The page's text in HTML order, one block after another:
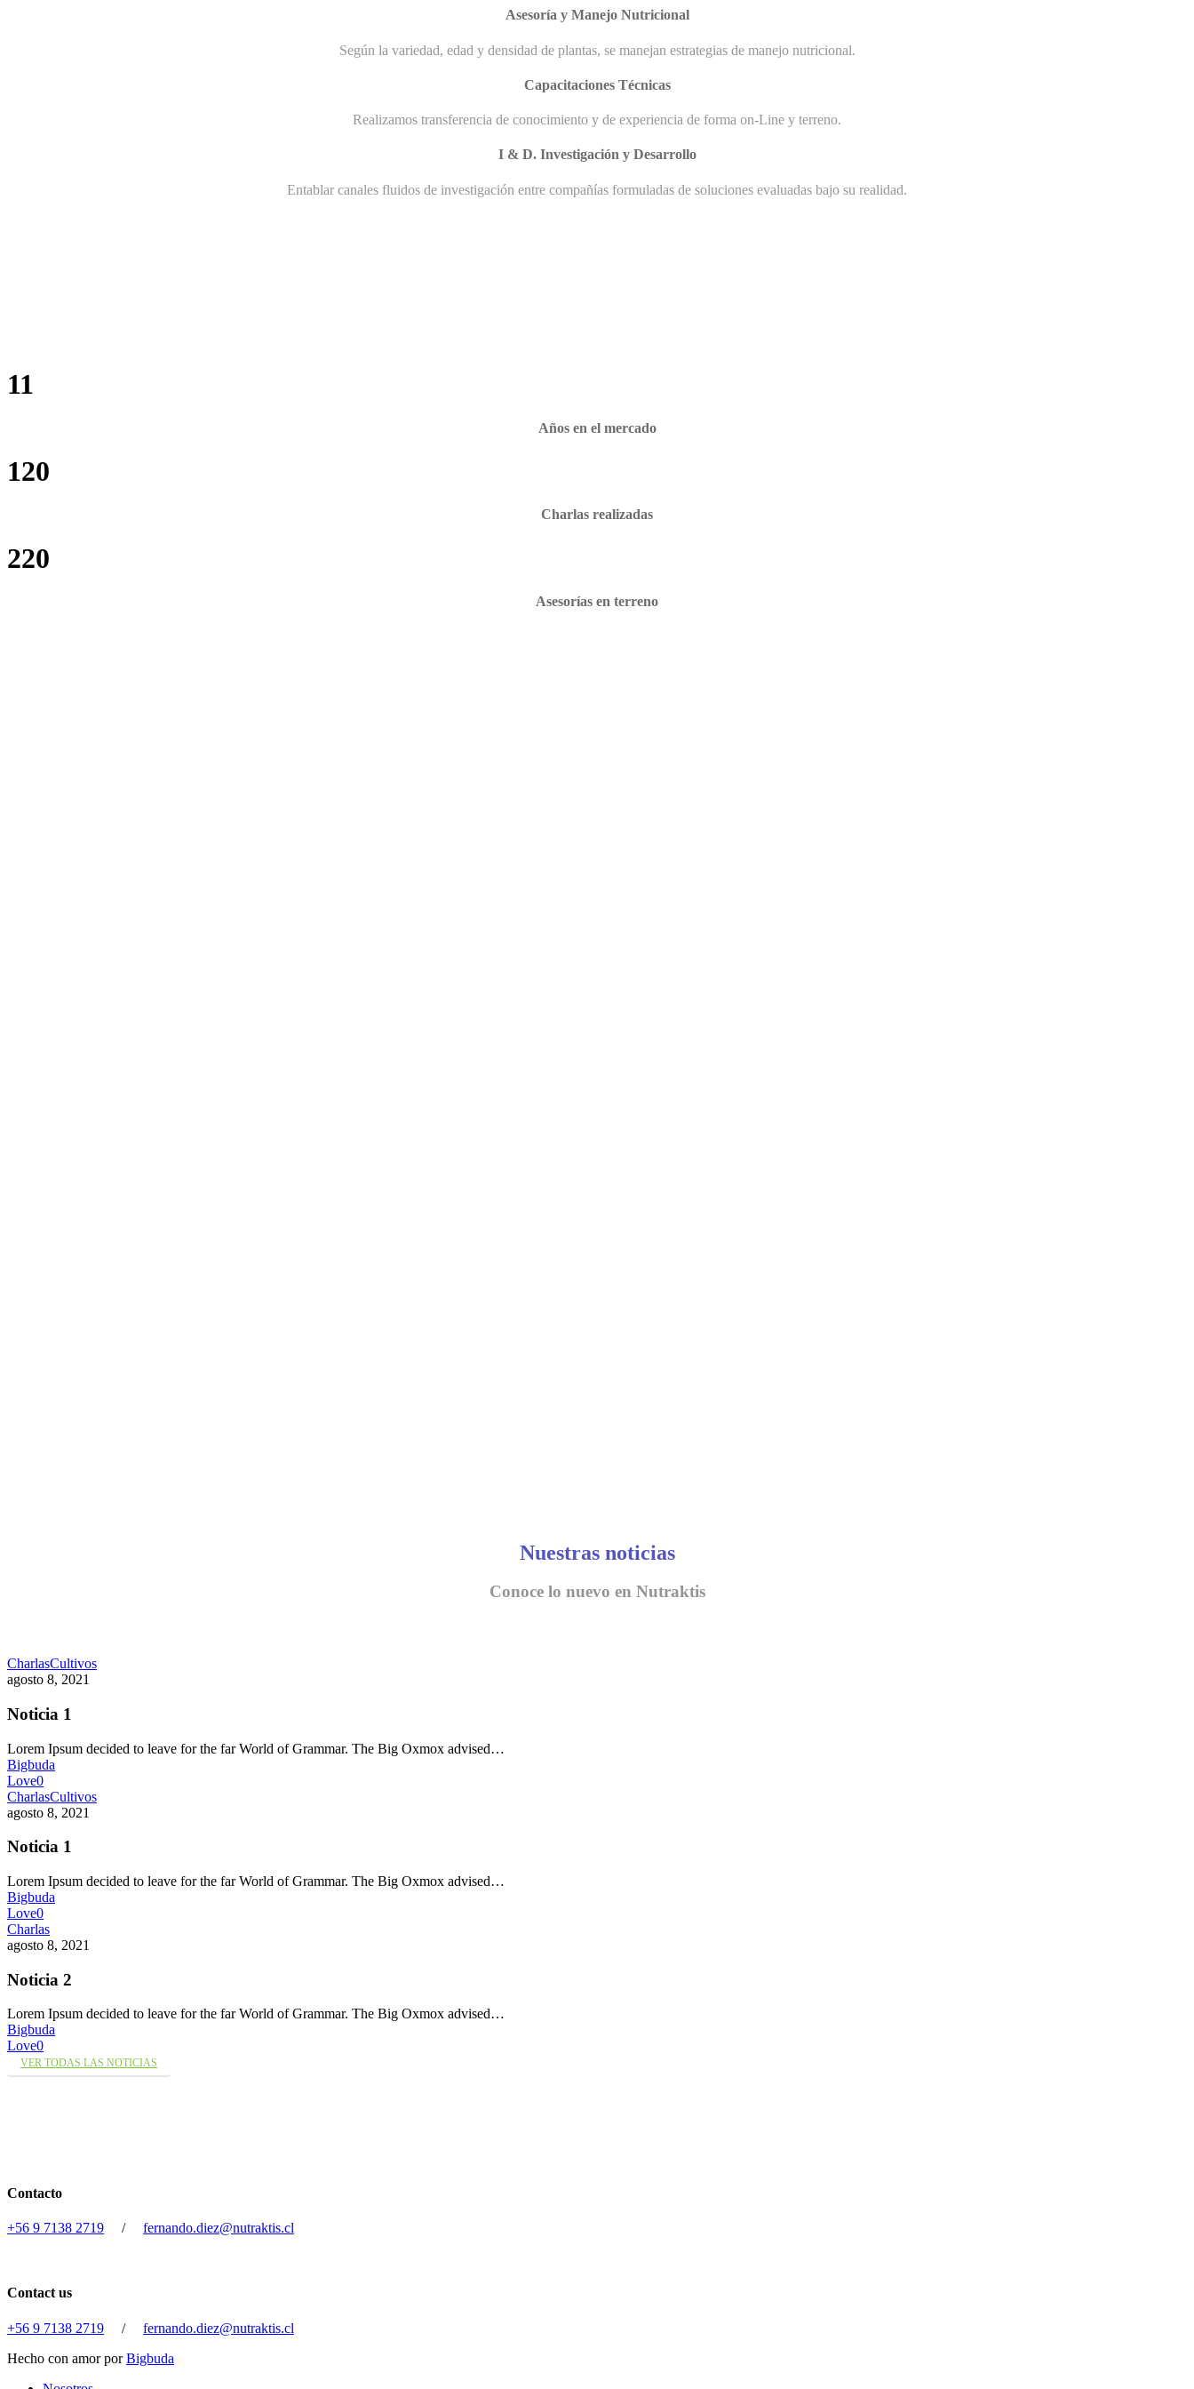
Asesoría y Manejo Nutricional
Según la variedad, edad y densidad de plantas, se manejan estrategias de manejo nutricional.
Capacitaciones Técnicas
Realizamos transferencia de conocimiento y de experiencia de forma on-Line y terreno.
I & D. Investigación y Desarrollo
Entablar canales fluidos de investigación entre compañías formuladas de soluciones evaluadas bajo su realidad.
11
Años en el mercado
120
Charlas realizadas
220
Asesorías en terreno
Nuestras noticias
Conoce lo nuevo en Nutraktis
CharlasCultivos
agosto 8, 2021
Noticia 1
Lorem Ipsum decided to leave for the far World of Grammar. The Big Oxmox advised…
Bigbuda
Love0
CharlasCultivos
agosto 8, 2021
Noticia 1
Lorem Ipsum decided to leave for the far World of Grammar. The Big Oxmox advised…
Bigbuda
Love0
Charlas
agosto 8, 2021
Noticia 2
Lorem Ipsum decided to leave for the far World of Grammar. The Big Oxmox advised…
Bigbuda
Love0
VER TODAS LAS NOTICIAS
Contacto
+56 9 7138 2719 / fernando.diez@nutraktis.cl
Contact us
+56 9 7138 2719 / fernando.diez@nutraktis.cl
Hecho con amor porBigbuda